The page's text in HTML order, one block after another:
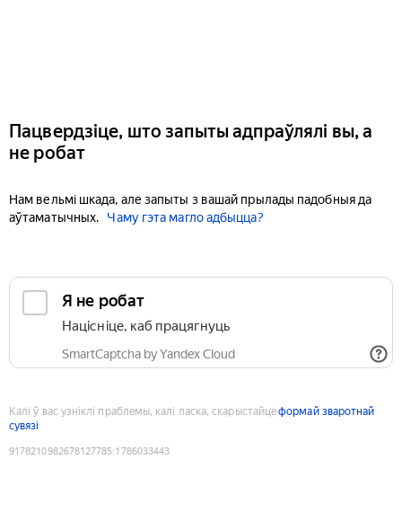
Пацвердзіце, што запыты адпраўлялі вы, а
не робат
Нам вельмі шкада, але запыты з вашай прылады падобныя да
аўтаматычных.
Чаму гэта магло адбыцца?
Я не робат
Націсніце, каб працягнуць
SmartCaptcha by Yandex Cloud
Калі ў вас узніклі праблемы, калі ласка, скарыстайцеформай зваротнай
сувязі
9178210982678127785:1786033443